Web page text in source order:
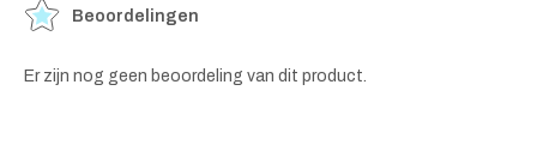
Beoordelingen
Er zijn nog geen beoordeling van dit product.